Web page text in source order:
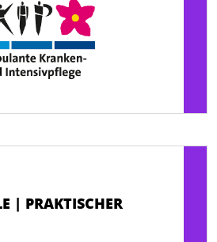
| PRAKTISCHER